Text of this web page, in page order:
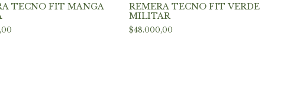
TECNO FIT MANGA
REMERA TECNO FIT VERDE
MILITAR
$48.000,00